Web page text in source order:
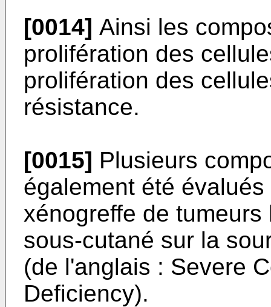
[0014] Ainsi les
prolifération des
prolifération des
résistance.
[0015] Plusieurs
également été évalués
xénogreffe de
sous-cutané sur la
(de l'anglais : Severe
Deficiency).